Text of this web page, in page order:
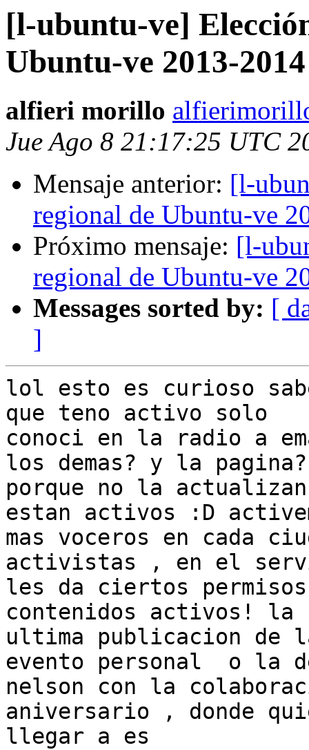
[l-ubuntu-ve]
Ubuntu-ve 2013-2014
alfieri morillo
Jue Ago 8 21:17:25 UTC
Mensaje anterior: [l-
regional de Ubuntu-ve
Próximo mensaje: [l-
regional de Ubuntu-ve
Messages sorted by: [
]
lol esto es curioso
que teno activo solo
conoci en la radio a
los demas? y la pagina?
porque no la
estan activos :D
mas voceros en cada
activistas , en el
les da ciertos
contenidos activos! la
ultima publicacion de
evento personal  o la
nelson con la
aniversario , donde
llegar a es